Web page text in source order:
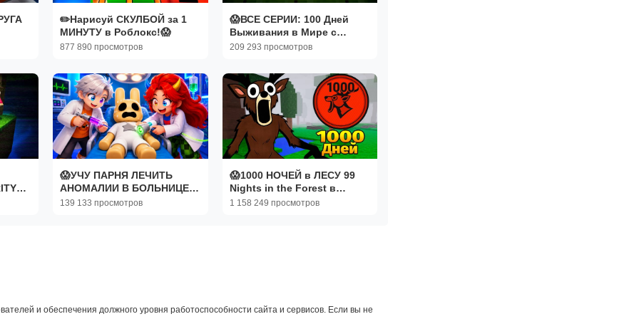
✏️Нарисуй СКУЛБОЙ за 1
МИНУТУ в Роблокс!😱
877 890 просмотров
😱ВСЕ СЕРИИ: 100 Дней
Выживания в Мире с
VERITY™ в Майнкрафт..
209 293 просмотров
😱УЧУ ПАРНЯ ЛЕЧИТЬ
АНОМАЛИИ В БОЛЬНИЦЕ
ДЛЯ ЖИВОТНЫХ
139 133 просмотров
😱1000 НОЧЕЙ в ЛЕСУ 99
Nights in the Forest в
Роблокс
1 158 249 просмотров
и обеспечения должного уровня работоспособности сайта и сервисов. Если вы не